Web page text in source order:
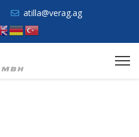
atilla@verag.ag